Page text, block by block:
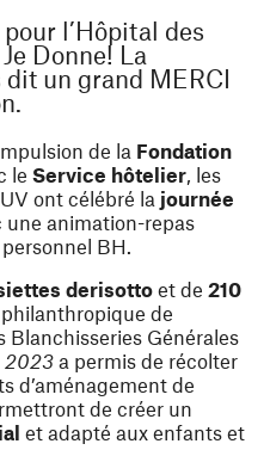
l’Hôpital des
Donne! La
un grand MERCI
de la Fondation
le Service hôtelier, les
ont célébré la journée
une animation-repas
BH.
derisotto et de 210
de
Blanchisseries Générales
2023 a permis de récolter
d’aménagement de
de créer un
et adapté aux enfants et